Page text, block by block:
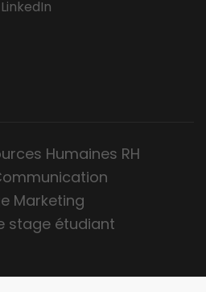
LinkedIn
Humaines RH
Marketing
stage étudiant